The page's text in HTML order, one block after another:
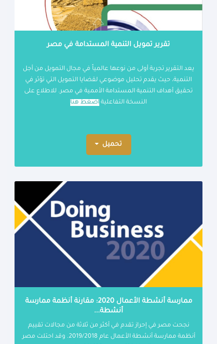
تقرير تمويل التنمية المستدامة في مصر
يعد التقرير تجربة أولى من نوعها عالمياً في مجال التمويل من أجل
التنمية، حيث يقدم تحليل موضوعي لقضايا التمويل التي تؤثر في
تحقيق أهداف التنمية المستدامة الأممية في مصر. للاطلاع على
النسخة التفاعلية اضغط هنا
تحميل
ممارسة أنشطة الأعمال 2020: مقارنة أنظمة ممارسة
أنشطة...
نجحت مصر في إحراز تقدم في أكثر من ثلاثة من مجالات تقييم
أنظمة ممارسة أنشطة الأعمال عام 2019/2018. وقد احتلت مصر